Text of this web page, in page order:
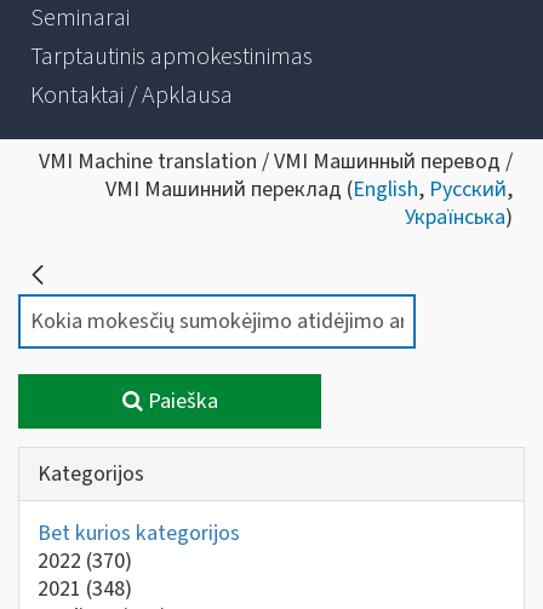
Seminarai
Tarptautinis apmokestinimas
Kontaktai / Apklausa
VMI Machine translation / VMI Машинный перевод /
VMI Машинний переклад (English, Русский,
Українська)
Paieška
Kategorijos
Bet kurios kategorijos
2022 (370)
2021 (348)